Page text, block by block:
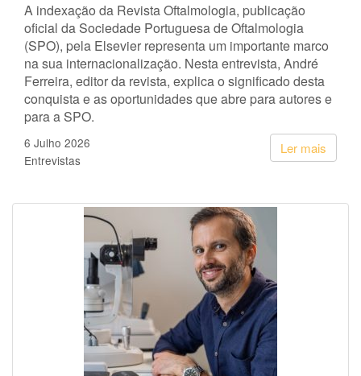
A indexação da Revista Oftalmologia, publicação
oficial da Sociedade Portuguesa de Oftalmologia
(SPO), pela Elsevier representa um importante marco
na sua internacionalização. Nesta entrevista, André
Ferreira, editor da revista, explica o significado desta
conquista e as oportunidades que abre para autores e
para a SPO.
Ler mais
6 Julho 2026
Entrevistas